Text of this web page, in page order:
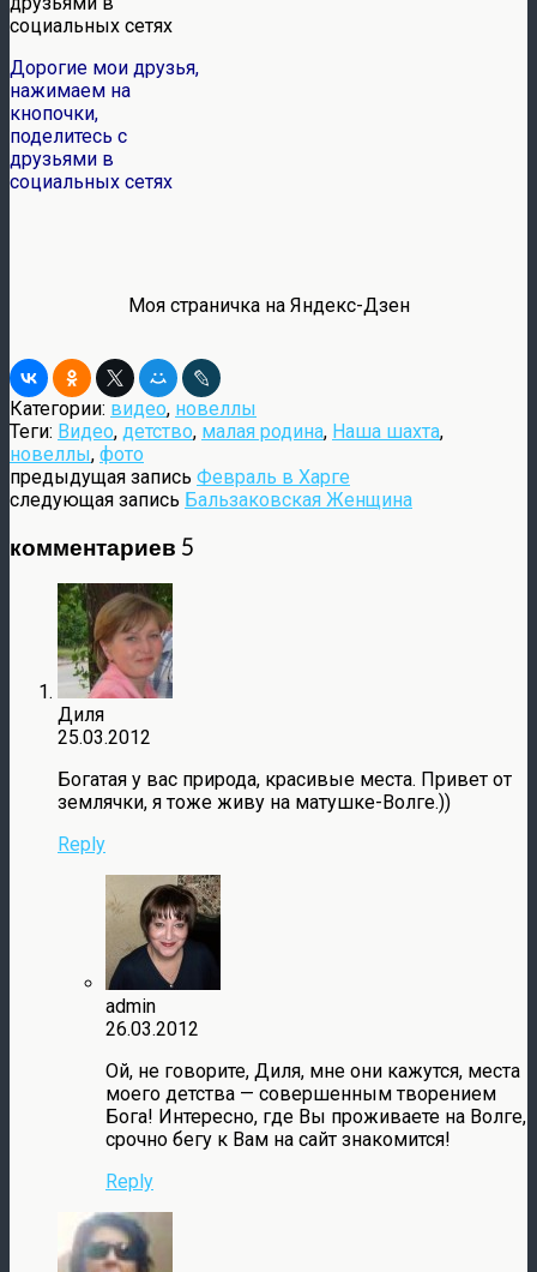
Дорогие мои друзья,
нажимаем на
кнопочки,
поделитесь с
друзьями в
социальных сетях
Моя страничка на Яндекс-Дзен
Категории: видео, новеллы
Теги: Видео, детство, малая родина, Наша шахта,
новеллы, фото
предыдущая запись Февраль в Харге
следующая запись Бальзаковская Женщина
комментариев 5
Диля
25.03.2012
Богатая у вас природа, красивые места. Привет от
землячки, я тоже живу на матушке-Волге.))
Reply
admin
26.03.2012
Ой, не говорите, Диля, мне они кажутся, места
моего детства — совершенным творением
Бога! Интересно, где Вы проживаете на Волге,
срочно бегу к Вам на сайт знакомится!
Reply